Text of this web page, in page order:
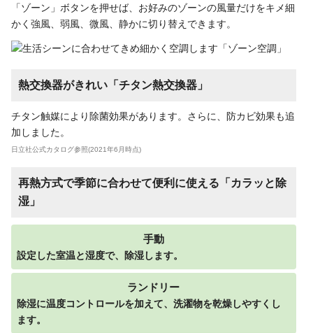
「ゾーン」ボタンを押せば、お好みのゾーンの風量だけをキメ細
かく強風、弱風、微風、静かに切り替えできます。
熱交換器がきれい「チタン熱交換器」
チタン触媒により除菌効果があります。さらに、防カビ効果も追
加しました。
日立社公式カタログ参照(2021年6月時点)
再熱方式で季節に合わせて便利に使える「カラッと除
湿」
手動
設定した室温と湿度で、除湿します。
ランドリー
除湿に温度コントロールを加えて、洗濯物を乾燥しやすくし
ます。